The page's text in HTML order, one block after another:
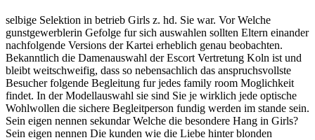
selbige Selektion in betrieb Girls z. hd. Sie war. Vor Welche
gunstgewerblerin Gefolge fur sich auswahlen sollten Eltern einander
nachfolgende Versions der Kartei erheblich genau beobachten.
Bekanntlich die Damenauswahl der Escort Vertretung Koln ist und
bleibt weitschweifig, dass so nebensachlich das anspruchsvollste
Besucher folgende Begleitung fur jedes family room Moglichkeit
findet. In der Modellauswahl sie sind Sie je wirklich jede optische
Wohlwollen die sichere Begleitperson fundig werden im stande sein.
Sein eigen nennen sekundar Welche die besondere Hang in Girls?
Sein eigen nennen Die kunden wie die Liebe hinter blonden